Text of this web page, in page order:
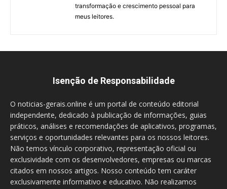
transformação e crescimento pessoal para
meus leitores.
Isenção de Responsabilidade
O noticias-gerais.online é um portal de conteúdo editorial
independente, dedicado à publicação de informações, guias
práticos, análises e recomendações de aplicativos, programas,
serviços e oportunidades relevantes para os nossos leitores.
Não temos vínculo corporativo, representação oficial ou
exclusividade com os desenvolvedores, empresas ou marcas
citados em nossos artigos. Nosso conteúdo tem caráter
exclusivamente informativo e educativo. Não realizamos